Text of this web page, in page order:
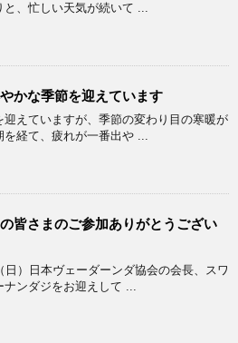
と、忙しい天気が続いて ...
かな季節を迎えています
迎えていますが、季節の変わり目の寒暖が
を経て、疲れが一番出や ...
皆さまのご参加ありがとうござい
日）日本ヴェーダーンダ協会の会長、スワ
ナンダジをお迎えして ...